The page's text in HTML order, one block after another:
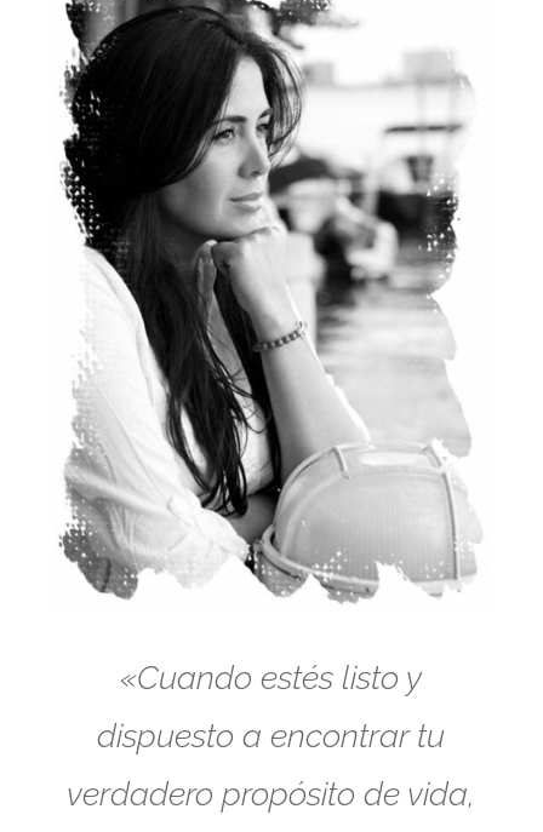
«Cuando estés listo y
dispuesto a encontrar tu
verdadero propósito de vida,